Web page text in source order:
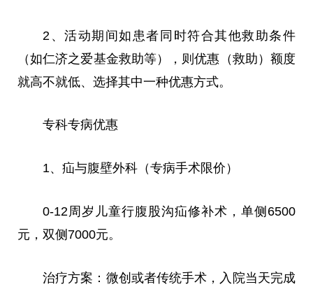
2、活动期间如患者同时符合其他救助条件
（如仁济之爱基金救助等），则优惠（救助）额度
就高不就低、选择其中一种优惠方式。
专科专病优惠
1、疝与腹壁外科（专病手术限价）
0-12周岁儿童行腹股沟疝修补术，单侧6500
元，双侧7000元。
治疗方案： 微创或者传统手术，入院当天完成